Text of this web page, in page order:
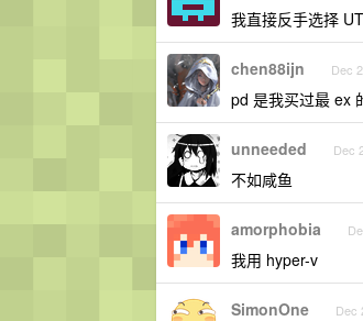
我直接反手选择
chen88ijn Dec
pd 是我买过最 ex
unneeded Dec
不如咸鱼
amorphobia
我用 hyper-v
SimonOne Dec